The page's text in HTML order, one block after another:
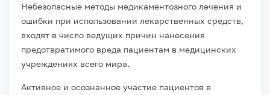
Небезопасные методы медикаментозного лечения и
ошибки при использовании лекарственных средств,
входят в число ведущих причин нанесения
предотвратимого вреда пациентам в медицинских
учреждениях всего мира.
Активное и осознанное участие пациентов в